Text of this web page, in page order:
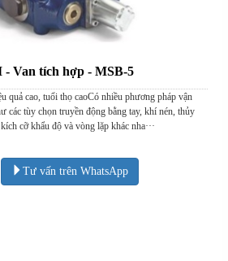
Van tích hợp - MSB-5
quả cao, tuổi thọ caoCó nhiều phương pháp vận
các tùy chọn truyền động bằng tay, khí nén, thủy
cỡ khẩu độ và vòng lặp khác nha···
Tư vấn trên WhatsApp